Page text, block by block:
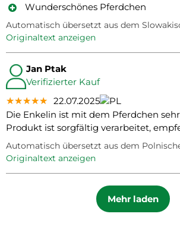
Wunderschönes Pferdchen
Automatisch übersetzt aus dem
Originaltext anzeigen
Jan Ptak
Verifizierter Kauf
★★★★★
★★★★★
★★★★★ 22.07.2025
Die Enkelin ist mit dem Pferdchen
Produkt ist sorgfältig verarbeitet,
Automatisch übersetzt aus dem
Originaltext anzeigen
Mehr laden